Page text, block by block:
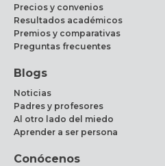
Precios y convenios
Resultados académicos
Premios y comparativas
Preguntas frecuentes
Blogs
Noticias
Padres y profesores
Al otro lado del miedo
Aprender a ser persona
Conócenos